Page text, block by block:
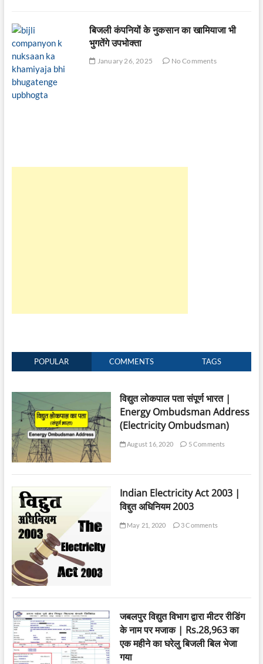
बिजली कंपनियों के नुकसान का खामियाजा भी
भुगतेंगे उपभोक्ता
January 26, 2025 No Comments
POPULAR COMMENTS TAGS
विद्युत लोकपाल पता संपूर्ण भारत |
Energy Ombudsman Address
(Electricity Ombudsman)
August 16, 2020 5 Comments
Indian Electricity Act 2003 |
विद्दुत अधिनियम 2003
May 21, 2020 3 Comments
जबलपुर विद्युत विभाग द्वारा मीटर रीडिंग
के नाम पर मजाक | Rs.28,963 का
एक महीने का घरेलु बिजली बिल भेजा
गया